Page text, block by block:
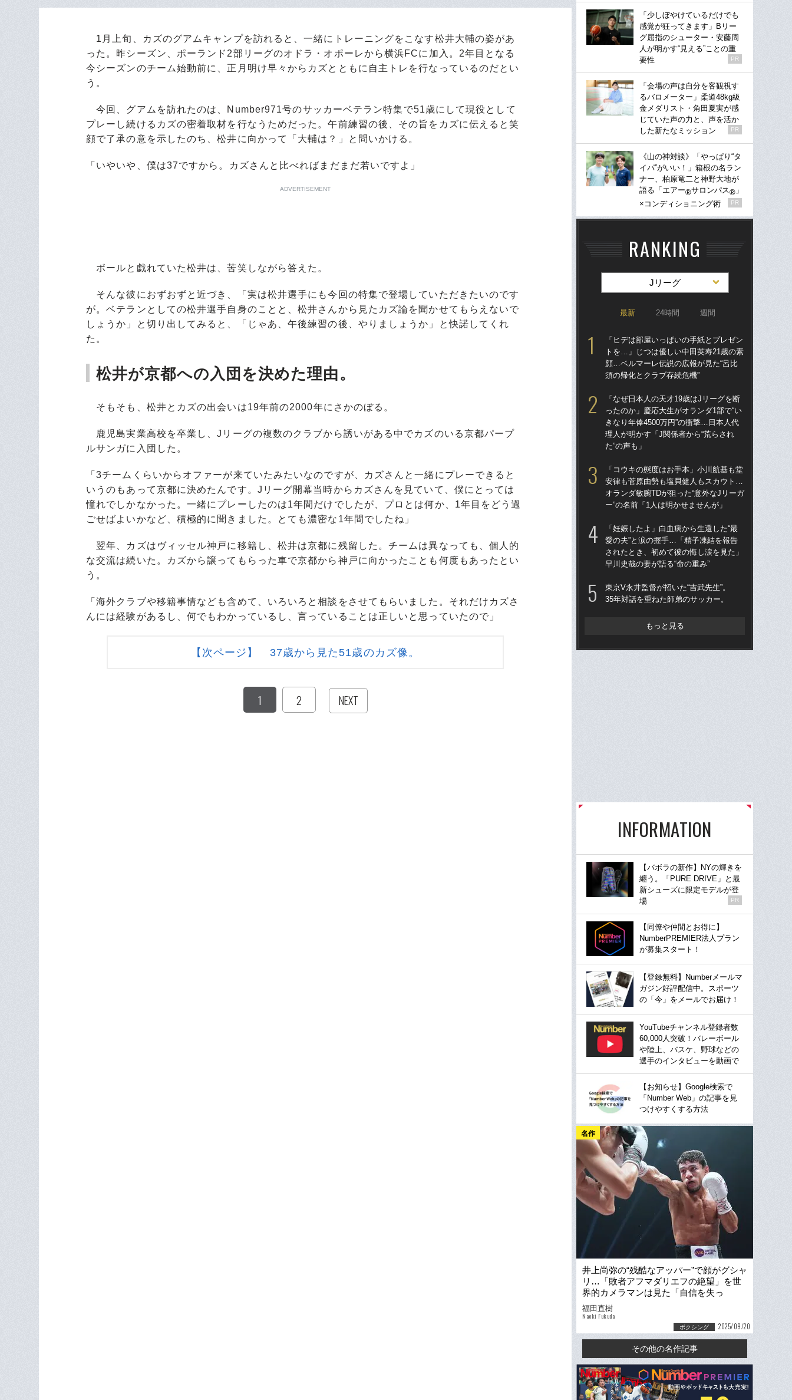
1月上旬、カズのグアムキャンプを訪れると、一緒にトレーニングをこなす松井大輔の姿があ
った。昨シーズン、ポーランド2部リーグのオドラ・オポーレから横浜FCに加入。2年目となる
今シーズンのチーム始動前に、正月明け早々からカズとともに自主トレを行なっているのだとい
う。
今回、グアムを訪れたのは、Number971号のサッカーベテラン特集で51歳にして現役として
プレーし続けるカズの密着取材を行なうためだった。午前練習の後、その旨をカズに伝えると笑
顔で了承の意を示したのち、松井に向かって「大輔は？」と問いかける。
「いやいや、僕は37ですから。カズさんと比べればまだまだ若いですよ」
ADVERTISEMENT
ボールと戯れていた松井は、苦笑しながら答えた。
そんな彼におずおずと近づき、「実は松井選手にも今回の特集で登場していただきたいのです
が。ベテランとしての松井選手自身のことと、松井さんから見たカズ論を聞かせてもらえないで
しょうか」と切り出してみると、「じゃあ、午後練習の後、やりましょうか」と快諾してくれ
た。
松井が京都への入団を決めた理由。
そもそも、松井とカズの出会いは19年前の2000年にさかのぼる。
鹿児島実業高校を卒業し、Jリーグの複数のクラブから誘いがある中でカズのいる京都パープ
ルサンガに入団した。
「3チームくらいからオファーが来ていたみたいなのですが、カズさんと一緒にプレーできると
いうのもあって京都に決めたんです。Jリーグ開幕当時からカズさんを見ていて、僕にとっては
憧れでしかなかった。一緒にプレーしたのは1年間だけでしたが、プロとは何か、1年目をどう過
ごせばよいかなど、積極的に聞きました。とても濃密な1年間でしたね」
翌年、カズはヴィッセル神戸に移籍し、松井は京都に残留した。チームは異なっても、個人的
な交流は続いた。カズから譲ってもらった車で京都から神戸に向かったことも何度もあったとい
う。
「海外クラブや移籍事情なども含めて、いろいろと相談をさせてもらいました。それだけカズさ
んには経験があるし、何でもわかっているし、言っていることは正しいと思っていたので」
【次ページ】 37歳から見た51歳のカズ像。
1 2 NEXT
「少しぼやけているだけでも
感覚が狂ってきます」Bリー
グ屈指のシューター・安藤周
人が明かす“見える”ことの重
要性
PR
「会場の声は自分を客観視す
るバロメーター」柔道48kg級
金メダリスト・角田夏実が感
じていた声の力と、声を活か
した新たなミッション
PR
《山の神対談》「やっぱり“タ
イパ”がいい！」箱根の名ラン
ナー、柏原竜二と神野大地が
語る「エアー®サロンパス® 」
×コンディショニング術
PR
RANKING
Jリーグ
最新 24時間 週間
「ヒデは部屋いっぱいの手紙とプレゼン
トを…」じつは優しい中田英寿21歳の素
顔…ベルマーレ伝説の広報が見た“呂比
須の帰化とクラブ存続危機”
「なぜ日本人の天才19歳はJリーグを断
ったのか」慶応大生がオランダ1部で“い
きなり年俸4500万円”の衝撃…日本人代
理人が明かす「J関係者から“荒らされ
た”の声も」
「コウキの態度はお手本」小川航基も堂
安律も菅原由勢も塩貝健人もスカウト…
オランダ敏腕TDが狙った“意外なJリーガ
ー”の名前「1人は明かせませんが」
「妊娠したよ」白血病から生還した“最
愛の夫”と涙の握手…「精子凍結を報告
されたとき、初めて彼の悔し涙を見た」
早川史哉の妻が語る“命の重み”
東京V永井監督が招いた“吉武先生”。
35年対話を重ねた師弟のサッカー。
もっと見る
INFORMATION
【バボラの新作】NYの輝きを
纏う。「PURE DRIVE」と最
新シューズに限定モデルが登
場
PR
【同僚や仲間とお得に】
NumberPREMIER法人プラン
が募集スタート！
【登録無料】Numberメールマ
ガジン好評配信中。スポーツ
の「今」をメールでお届け！
YouTubeチャンネル登録者数
60,000人突破！バレーボール
や陸上、バスケ、野球などの
選手のインタビューを動画で
【お知らせ】Google検索で
「Number Web」の記事を見
つけやすくする方法
名作
井上尚弥の“残酷なアッパー”で顔がグシャ
リ…「敗者アフマダリエフの絶望」を世
界的カメラマンは見た「自信を失っ
て…“もうダメだ”と悟っていた」
福田直樹
Naoki Fukuda
ボクシング 2025/09/20
その他の名作記事